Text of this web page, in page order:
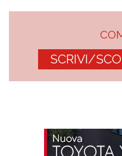
SCRIVI/